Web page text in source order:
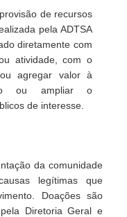
de recursos
pela ADTSA
diretamente com
atividade, com o
agregar valor à
ou ampliar o
de interesse.
da comunidade
legítimas que
Doações são
Diretoria Geral e